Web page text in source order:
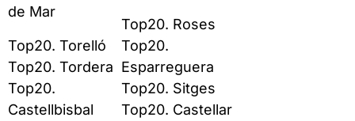
de Mar
Top20. Torelló
Top20. Tordera
Top20.
Castellbisbal
Top20. Roses
Top20.
Esparreguera
Top20. Sitges
Top20. Castellar